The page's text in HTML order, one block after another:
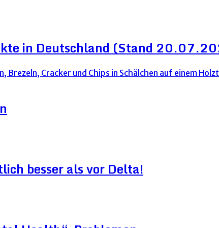
in Deutschland (Stand
besser als vor Delta!